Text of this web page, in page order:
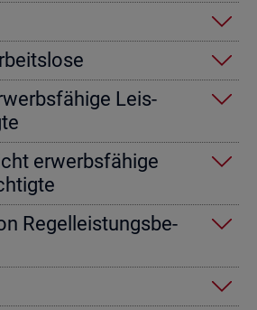
Leis­
er­werbs­fä­hi­ge
Re­gel­leis­tungs­be­